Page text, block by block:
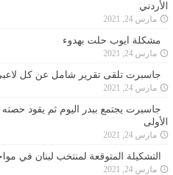
الأردني
مارس 24, 2021
مشكلة ايوب حلت بهدوء
مارس 24, 2021
جاسبرت تلقى تقرير شامل عن كل
مارس 24, 2021
جاسبرت يجتمع ببدر اليوم ثم يقود حصته
الأولى
مارس 24, 2021
التشكيلة المتوقعة لمنتخب لبنان في
مارس 24, 2021